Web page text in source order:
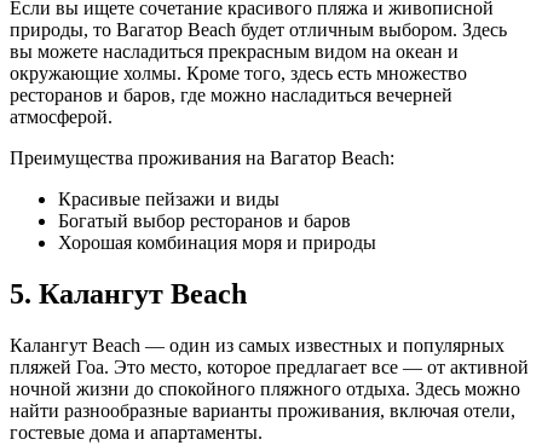
Если вы ищете сочетание красивого пляжа и живописной
природы, то Вагатор Beach будет отличным выбором. Здесь
вы можете насладиться прекрасным видом на океан и
окружающие холмы. Кроме того, здесь есть множество
ресторанов и баров, где можно насладиться вечерней
атмосферой.
Преимущества проживания на Вагатор Beach:
Красивые пейзажи и виды
Богатый выбор ресторанов и баров
Хорошая комбинация моря и природы
5. Калангут Beach
Калангут Beach — один из самых известных и популярных
пляжей Гоа. Это место, которое предлагает все — от активной
ночной жизни до спокойного пляжного отдыха. Здесь можно
найти разнообразные варианты проживания, включая отели,
гостевые дома и апартаменты.